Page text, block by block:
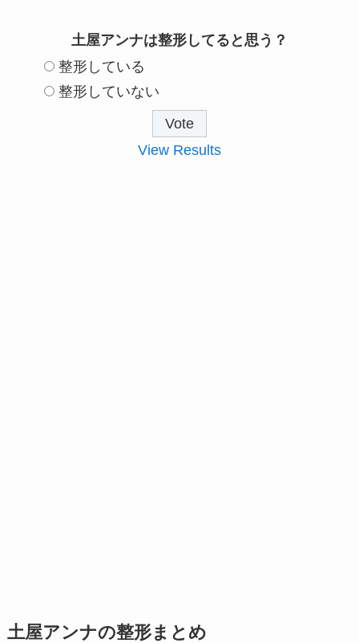
土屋アンナは整形してると思う？
整形している
整形していない
View Results
土屋アンナの整形まとめ